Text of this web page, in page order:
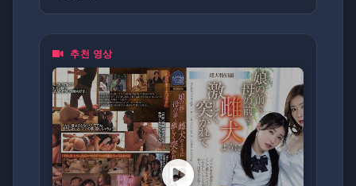
추천 영상